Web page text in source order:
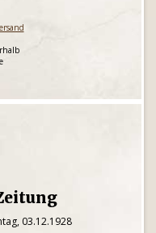
03.12.1928